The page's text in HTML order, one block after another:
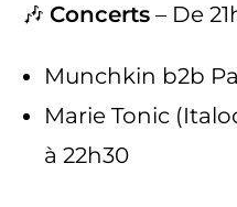
🎶 Concerts – De
Munchkin b2b
Marie Tonic
à 22h30